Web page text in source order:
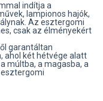
indítja a
lampionos hajók,
Az esztergomi
csak az élményekért
garantáltan
ahol két hétvége alatt
múltba, a magasba, a